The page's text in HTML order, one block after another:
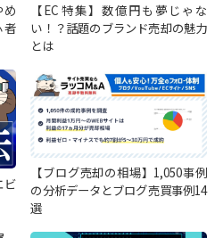
め
者
【EC特集】数億円も夢じゃな
い！？話題のブランド売却の魅力
とは
ビ
【ブログ売却の相場】1,050事例
の分析データとブログ売買事例14
選